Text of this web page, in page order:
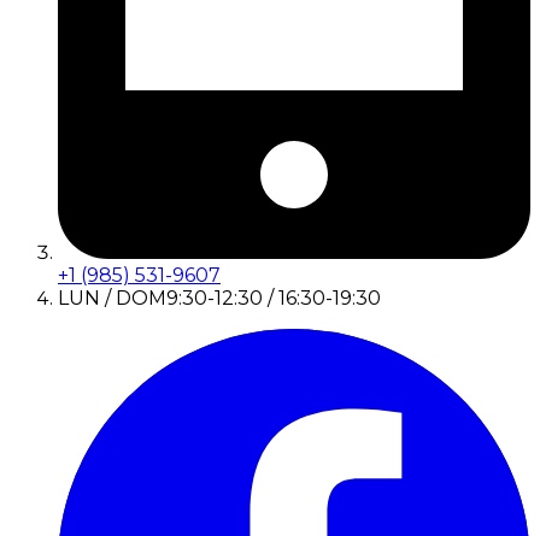
+1 (985) 531-9607
LUN / DOM9:30-12:30 / 16:30-19:30